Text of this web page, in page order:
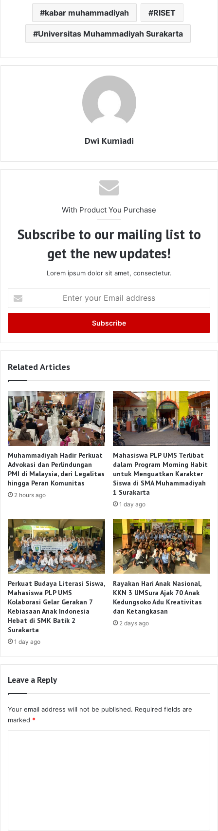
kabar muhammadiyah RISET
Universitas Muhammadiyah Surakarta
Dwi Kurniadi
With Product You Purchase
Subscribe to our mailing list to
get the new updates!
Lorem ipsum dolor sit amet, consectetur.
your
Email
Related Articles
Muhammadiyah Hadir Perkuat
Advokasi dan Perlindungan
PMI di Malaysia, dari Legalitas
hingga Peran Komunitas
2 hours ago
Mahasiswa PLP UMS Terlibat
dalam Program Morning Habit
untuk Menguatkan Karakter
Siswa di SMA Muhammadiyah
1 Surakarta
1 day ago
Perkuat Budaya Literasi Siswa,
Mahasiswa PLP UMS
Kolaborasi Gelar Gerakan 7
Kebiasaan Anak Indonesia
Hebat di SMK Batik 2
Surakarta
1 day ago
Rayakan Hari Anak Nasional,
KKN 3 UMSura Ajak 70 Anak
Kedungsoko Adu Kreativitas
dan Ketangkasan
2 days ago
Leave a Reply
Your email address will not be published. Required fields are
marked *